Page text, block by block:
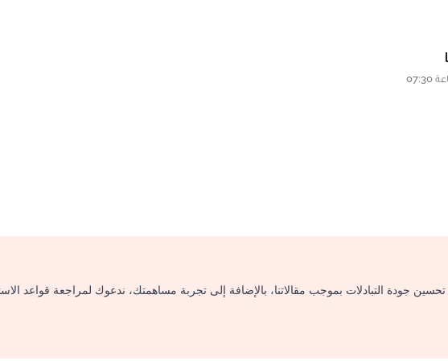
جودة التبادلات بموجب مقالاتنا، بالإضافة إلى تجربة مساهمتك، ندعوك لمراجعة قواعد